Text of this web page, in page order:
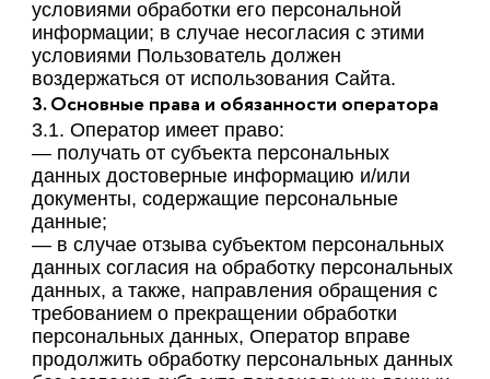
условиями обработки его персональной
информации; в случае несогласия с этими
условиями Пользователь должен
воздержаться от использования Сайта.
3. Основные права и обязанности оператора
3.1. Оператор имеет право:
— получать от субъекта персональных
данных достоверные информацию и/или
документы, содержащие персональные
данные;
— в случае отзыва субъектом персональных
данных согласия на обработку персональных
данных, а также, направления обращения с
требованием о прекращении обработки
персональных данных, Оператор вправе
продолжить обработку персональных данных